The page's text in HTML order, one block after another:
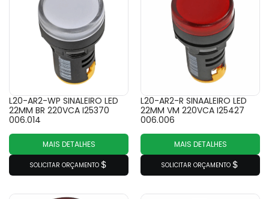
L20-AR2-WP SINALEIRO LED
22MM BR 220VCA I25370
006.014
MAIS DETALHES
SOLICITAR ORÇAMENTO
L20-AR2-R SINAALEIRO LED
22MM VM 220VCA I25427
006.006
MAIS DETALHES
SOLICITAR ORÇAMENTO